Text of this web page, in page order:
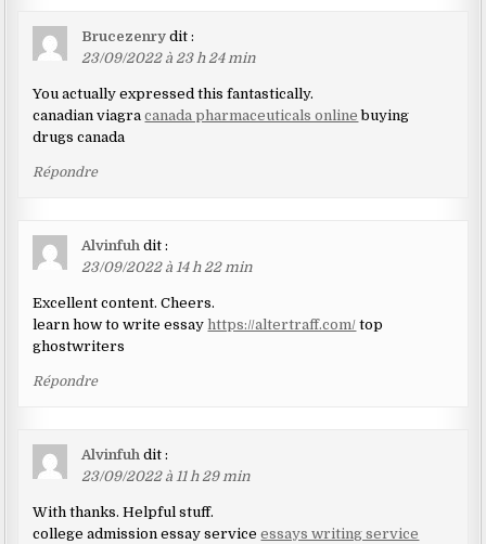
Brucezenry dit :
23/09/2022 à 23 h 24 min
You actually expressed this fantastically.
canadian viagracanada pharmaceuticals online buying
drugs canada
Répondre
Alvinfuh dit :
23/09/2022 à 14 h 22 min
Excellent content. Cheers.
learn how to write essayhttps://altertraff.com/ top
ghostwriters
Répondre
Alvinfuh dit :
23/09/2022 à 11 h 29 min
With thanks. Helpful stuff.
college admission essay serviceessays writing service